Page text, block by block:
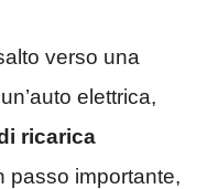
verso una
elettrica,
ricarica
passo importante,